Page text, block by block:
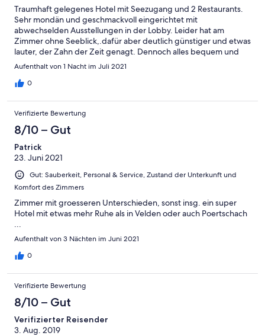
Traumhaft gelegenes Hotel mit Seezugang und 2 Restaurants.
Sehr mondän und geschmackvoll eingerichtet mit
abwechselden Ausstellungen in der Lobby. Leider hat am
Zimmer ohne Seeblick,.dafür aber deutlich günstiger und etwas
lauter, der Zahn der Zeit genagt. Dennoch alles bequem und
erholsam.
Aufenthalt von 1 Nacht im Juli 2021
0
Verifizierte Bewertung
8/10 – Gut
Patrick
23. Juni 2021
Gut: Sauberkeit, Personal & Service, Zustand der Unterkunft und
Komfort des Zimmers
Zimmer mit groesseren Unterschieden, sonst insg. ein super
Hotel mit etwas mehr Ruhe als in Velden oder auch Poertschach
...
Aufenthalt von 3 Nächten im Juni 2021
0
Verifizierte Bewertung
8/10 – Gut
Verifizierter Reisender
3. Aug. 2019